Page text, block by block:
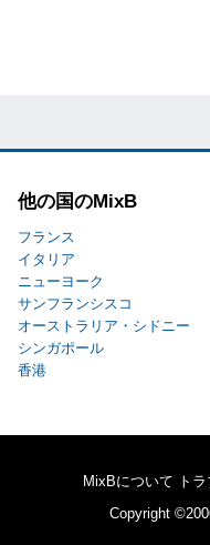
他の国のMixB
フランス
イタリア
ニューヨーク
サンフランシスコ
オーストラリア・シドニー
シンガポール
香港
MixBについて ト
Copyright